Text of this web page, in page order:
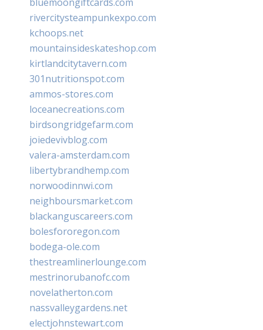
rivercitysteampunkexpo.com
kchoops.net
mountainsideskateshop.com
kirtlandcitytavern.com
301nutritionspot.com
ammos-stores.com
loceanecreations.com
birdsongridgefarm.com
joiedevivblog.com
valera-amsterdam.com
libertybrandhemp.com
norwoodinnwi.com
neighboursmarket.com
blackanguscareers.com
bolesfororegon.com
bodega-ole.com
thestreamlinerlounge.com
mestrinorubanofc.com
novelatherton.com
nassvalleygardens.net
electjohnstewart.com